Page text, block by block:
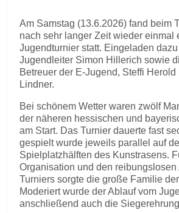
Am Samstag (13.6.2026) fand beim
nach sehr langer Zeit wieder einmal
Jugendturnier statt. Eingeladen
Jugendleiter Simon Hillerich sowie
Betreuer der E-Jugend, Steffi Herold
Lindner.
Bei schönem Wetter waren zwölf
der näheren hessischen und
am Start. Das Turnier dauerte fast
gespielt wurde jeweils parallel auf
Spielplatzhälften des Kunstrasens.
Organisation und den reibungslosen
Turniers sorgte die große Familie
Moderiert wurde der Ablauf vom
anschließend auch die